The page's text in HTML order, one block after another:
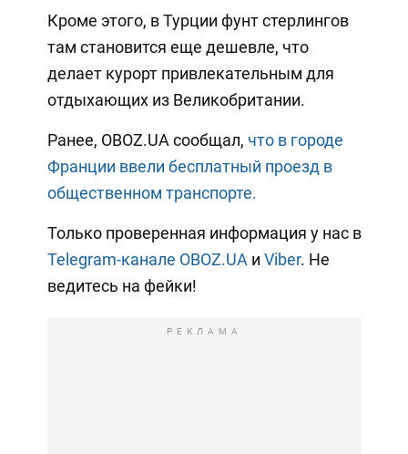
Кроме этого, в Турции фунт стерлингов
там становится еще дешевле, что
делает курорт привлекательным для
отдыхающих из Великобритании.
Ранее, OBOZ.UA сообщал, что в городе
Франции ввели бесплатный проезд в
общественном транспорте.
Только проверенная информация у нас в
Telegram-канале OBOZ.UA и Viber. Не
ведитесь на фейки!
РЕКЛАМА